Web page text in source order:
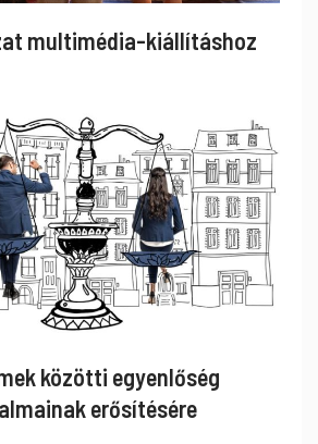
multimédia-kiállításhoz
közötti egyenlőség
erősítésére